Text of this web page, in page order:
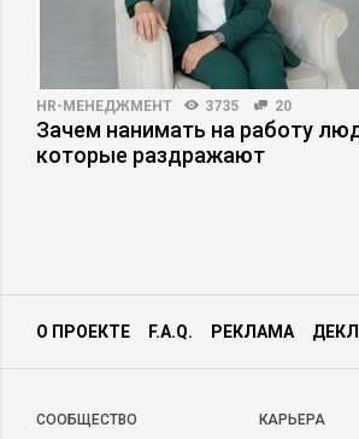
HR-МЕНЕДЖМЕНТ 3735 20
Зачем нанимать на работу
которые раздражают
О ПРОЕКТЕ F.A.Q. РЕКЛАМА
CООБЩЕСТВО КАРЬЕРА